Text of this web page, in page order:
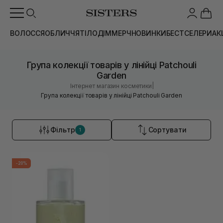
ВОЛОССЯОБЛИЧЧЯТІЛОДІММЕРЧНОВИНКИБЕСТСЕЛЕРИ
Група колекції товарів у лінійці Patchouli
Garden
Інтернет магазин косметики
Група колекції товарів у лінійці Patchouli Garden
Фільтр 1 Сортувати
-20%